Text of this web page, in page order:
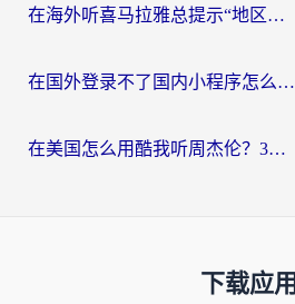
在海外听喜马拉雅总提示“地区限制”？3步轻松解除+听国内音乐全攻略
在国外登录不了国内小程序怎么办？选对回国加速器，轻松解锁国内资源
在美国怎么用酷我听周杰伦？3步搞定海外听歌难题
下载应用